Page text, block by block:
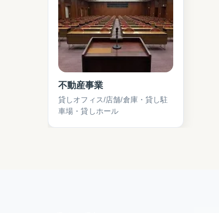
不動産事業
貸しオフィス/店舗/倉庫・貸し駐
車場・貸しホール